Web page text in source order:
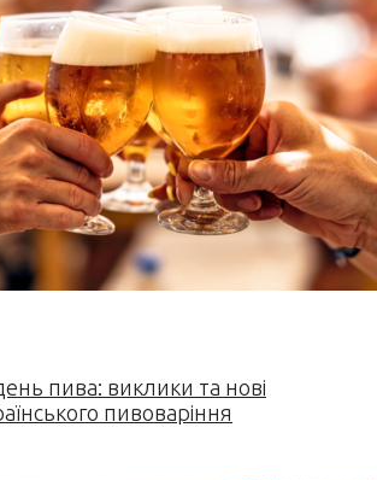
пива: виклики та нові
пивоваріння